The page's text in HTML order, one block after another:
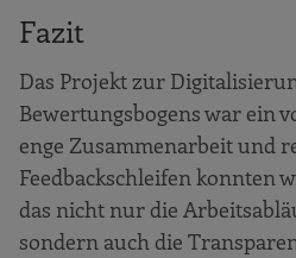
Fazit
Das Projekt zur
Bewertungsbogens war ein
enge Zusammenarbeit und
Feedbackschleifen konnten
das nicht nur die
sondern auch die